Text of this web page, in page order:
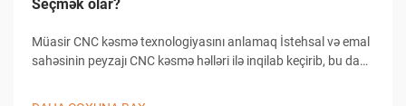
Seçmək olar?
Müasir CNC kəsmə texnologiyasını anlamaq İstehsal və emal
sahəsinin peyzajı CNC kəsmə həlləri ilə inqilab keçirib, bu da